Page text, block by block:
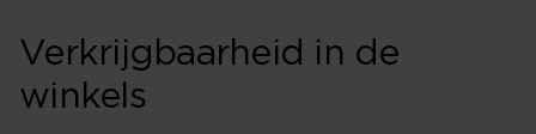
Verkrijgbaarheid in de
winkels